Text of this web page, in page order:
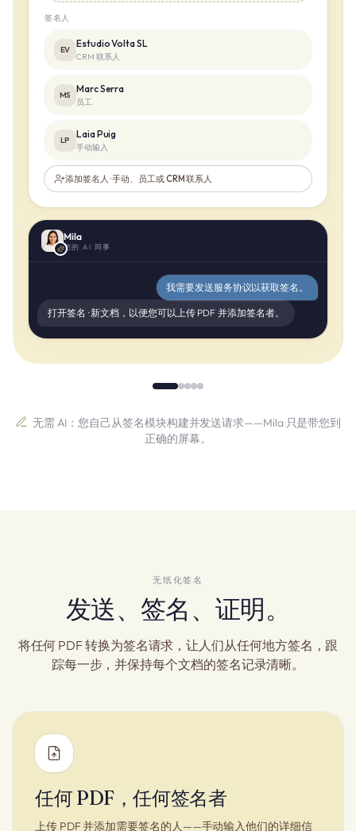
签名人
EV
Estudio Volta SL
CRM 联系人
MS
Marc Serra
员工
LP
Laia Puig
手动输入
添加签名人 · 手动、员工或 CRM 联系人
Mila
您的 AI 同事
我需要发送服务协议以获取签名。
打开签名 · 新文档，以便您可以上传 PDF 并添加签名者。
无需 AI：您自己从签名模块构建并发送请求——Mila 只是带您到
正确的屏幕。
无纸化签名
发送、签名、证明。
将任何 PDF 转换为签名请求，让人们从任何地方签名，跟
踪每一步，并保持每个文档的签名记录清晰。
任何 PDF，任何签名者
上传 PDF 并添加需要签名的人——手动输入他们的详细信